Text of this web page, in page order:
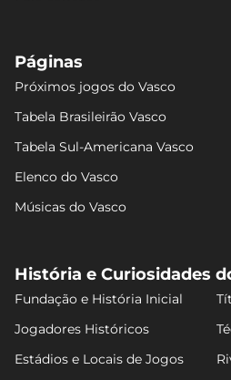
Páginas
Próximos jogos do Vasco
Tabela Brasileirão Vasco
Tabela Sul-Americana Vasco
Elenco do Vasco
Músicas do Vasco
História e Curiosidades
Fundação e História Inicial
Jogadores Históricos
Estádios e Locais de Jogos